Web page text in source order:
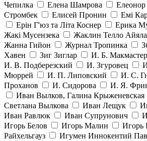
Чепилка
Елена Шамрова
Стромбек
Елисей Пронин Емі
Ерін Г'юз та Літа Коснер
Ерика
Жакі Мусензека
Жаклин Телло Айяла
Жанна Гийон
Журнал Тропинка
Хавен
Зиг Зиглар И. Б. Макмастер
И. В. Подберезский
И. Згуровец
Мюррей
И. П. Липовский И. С.
Проханов
И. Сидорова И. Я.
Иван Вылков, Галина Крыженевская
Светлана Вылкова
Иван Лещук
Иван Равлюк
Иван Супрунович
Игорь Белов
Игорь Малин Игорь
Райхельгауз
Игумен Иннокентий